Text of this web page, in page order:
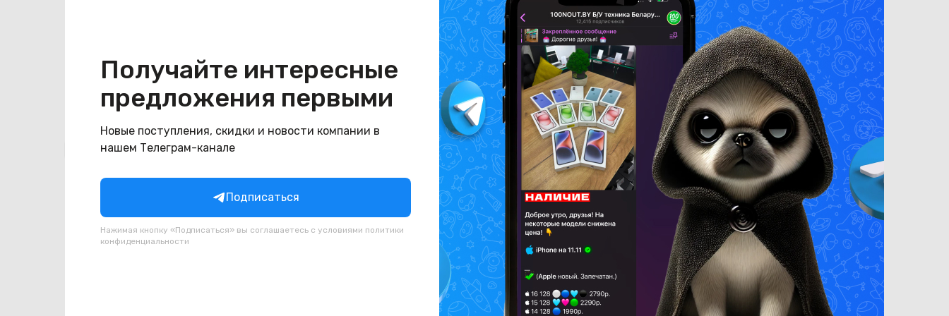
Получайте интересные
предложения первыми
Новые поступления, скидки и новости компании в
нашем Телеграм-канале
Подписаться
Нажимая кнопку «Подписаться» вы соглашаетесь с условиями политики
конфиденциальности
Похожие товары